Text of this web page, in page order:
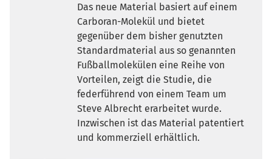
Das neue Material basiert auf einem
Carboran-Molekül und bietet
gegenüber dem bisher genutzten
Standardmaterial aus so genannten
Fußballmolekülen eine Reihe von
Vorteilen, zeigt die Studie, die
federführend von einem Team um
Steve Albrecht erarbeitet wurde.
Inzwischen ist das Material patentiert
und kommerziell erhältlich.